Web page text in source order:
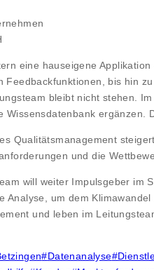
eine hauseigene
Feedbackfunktionen, bis hin
bleibt nicht stehen.
Wissensdatenbank
Qualitätsmanagement
und die
will weiter Impulsgeber im
Analyse, um dem
und leben im
#Datenanalyse#